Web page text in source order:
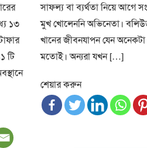
১৩
টি
সাফল্য বা ব্যর্থতা নিয়ে আগে
মুখ খোলেননি অভিনেতা।
খানের জীবনযাপন যেন
মতোই। অন্যরা যখন […]
শেয়ার করুন